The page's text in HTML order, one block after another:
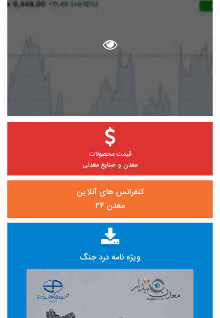
قیمت محصولات
معدن و صنایع معدنی
کنفرانس های آنلاین
معدن ۲۴
ویژه نامه درد جنگ